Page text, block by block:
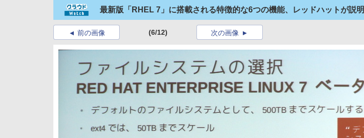
最新版「RHEL 7」に搭載される特徴的な6つの機能、レッドハットが説明
前の画像 (6/12) 次の画像